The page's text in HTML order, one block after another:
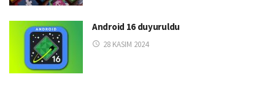
Android 16 duyuruldu
28 KASIM 2024